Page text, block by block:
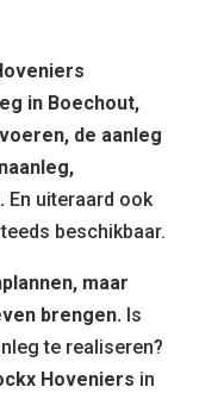
in Boechout,
de aanleg
En uiteraard ook
beschikbaar.
maar
brengen. Is
te realiseren?
Hoveniers in